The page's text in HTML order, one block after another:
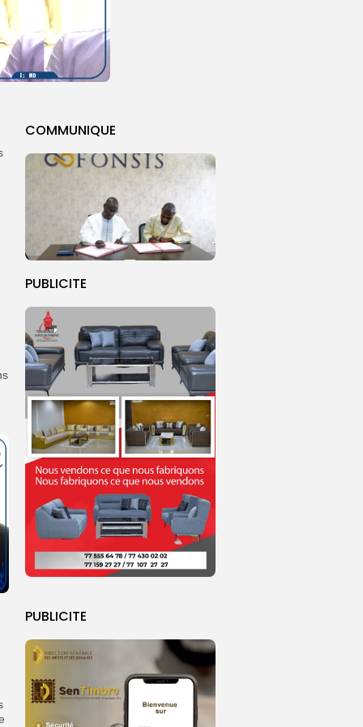
COMMUNIQUE
PUBLICITE
PUBLICITE